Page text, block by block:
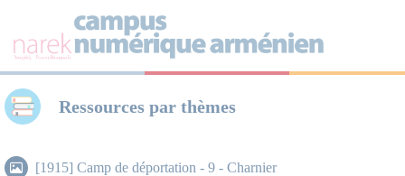
Ressources par thèmes
[1915] Camp de déportation - 9 - Charnier